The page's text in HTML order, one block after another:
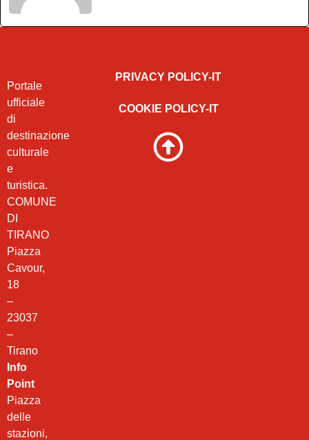
Portale
ufficiale
di
destinazione
culturale
e
turistica.
COMUNE
DI
TIRANO
Piazza
Cavour,
18
–
23037
–
Tirano
Info
Point
Piazza
delle
stazioni,
PRIVACY POLICY-IT
COOKIE POLICY-IT